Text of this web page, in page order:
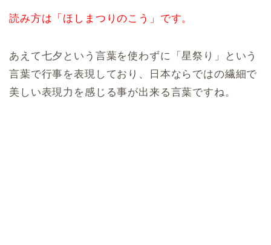
読み方は「ほしまつりのこう」です。
あえて七夕という言葉を使わずに「星祭り」という
言葉で行事を表現しており、日本ならではの繊細で
美しい表現力を感じる事が出来る言葉ですね。